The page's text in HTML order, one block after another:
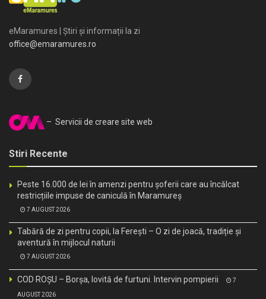
eMaramures | Știri și informații la zi
office@emaramures.ro
– Servicii de creare site web
Stiri Recente
Peste 16.000 de lei în amenzi pentru șoferii care au încălcat
restricțiile impuse de caniculă în Maramureș
7 AUGUST 2026
Tabără de zi pentru copii, la Ferești – O zi de joacă, tradiție și
aventură în mijlocul naturii
7 AUGUST 2026
COD ROȘU – Borșa, lovită de furtuni. Intervin pompierii 7
AUGUST 2026